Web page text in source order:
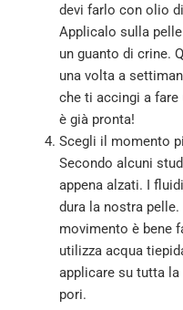
devi farlo con olio
Applicalo sulla
un guanto di crine.
una volta a
che ti accingi a fare
è già pronta!
Scegli il momento
Secondo alcuni
appena alzati. I
dura la nostra pelle.
movimento è bene
utilizza acqua
applicare su tutta la
pori.